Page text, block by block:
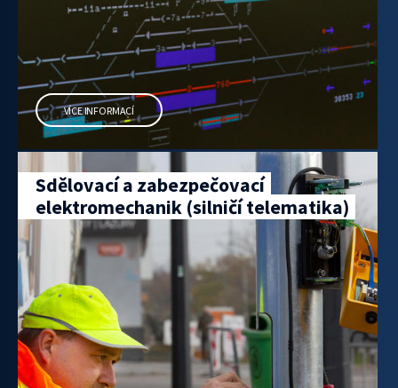
VÍCE INFORMACÍ
Sdělovací a zabezpečovací
elektromechanik (silničí telematika)